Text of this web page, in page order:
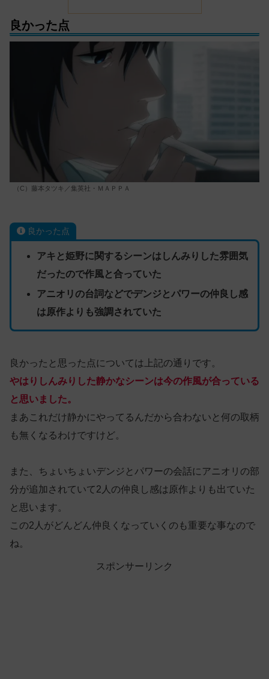
良かった点
（C）藤本タツキ／集英社・ＭＡＰＰＡ
良かった点
アキと姫野に関するシーンはしんみりした雰囲気
だったので作風と合っていた
アニオリの台詞などでデンジとパワーの仲良し感
は原作よりも強調されていた
良かったと思った点については上記の通りです。
やはりしんみりした静かなシーンは今の作風が合っている
と思いました。
まあこれだけ静かにやってるんだから合わないと何の取柄
も無くなるわけですけど。
また、ちょいちょいデンジとパワーの会話にアニオリの部
分が追加されていて2人の仲良し感は原作よりも出ていた
と思います。
この2人がどんどん仲良くなっていくのも重要な事なので
ね。
スポンサーリンク